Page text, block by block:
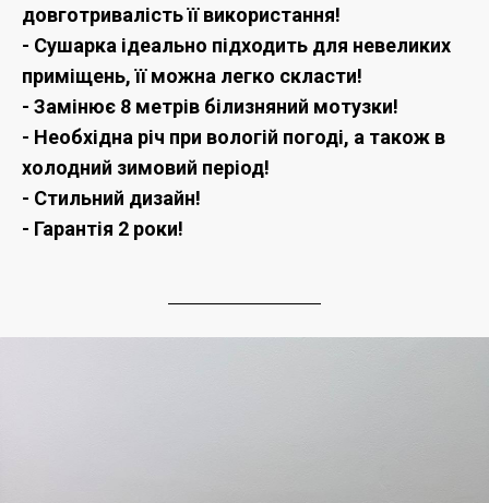
довготривалість її використання!
- Сушарка ідеально підходить для невеликих
приміщень, її можна легко скласти!
- Замінює 8 метрів білизняний мотузки!
- Необхідна річ при вологій погоді, а також в
холодний зимовий період!
- Стильний дизайн!
- Гарантія 2 роки!